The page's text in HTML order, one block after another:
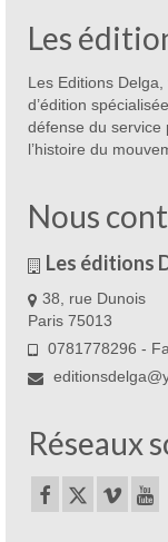
Les
Les Editions
d’édition
défense du service
l’histoire du
Nous
Les éditions
38, rue Dunois
Paris 75013
0781778296 -
Réseaux